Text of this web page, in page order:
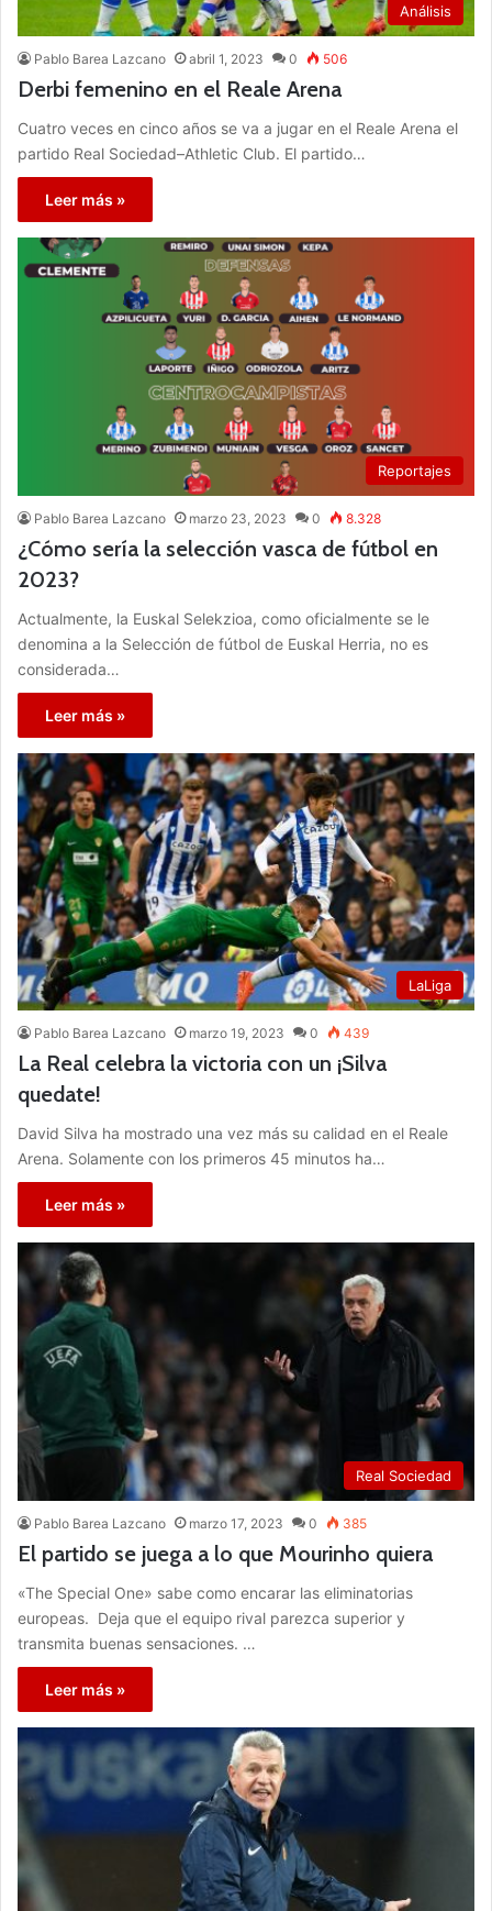
Análisis
Pablo Barea Lazcano abril 1, 2023 0 506
Derbi femenino en el Reale Arena
Cuatro veces en cinco años se va a jugar en el Reale Arena el
partido Real Sociedad–Athletic Club. El partido…
Leer más »
Reportajes
Pablo Barea Lazcano marzo 23, 2023 0 8.328
¿Cómo sería la selección vasca de fútbol en
2023?
Actualmente, la Euskal Selekzioa, como oficialmente se le
denomina a la Selección de fútbol de Euskal Herria, no es
considerada…
Leer más »
LaLiga
Pablo Barea Lazcano marzo 19, 2023 0 439
La Real celebra la victoria con un ¡Silva
quedate!
David Silva ha mostrado una vez más su calidad en el Reale
Arena. Solamente con los primeros 45 minutos ha…
Leer más »
Real Sociedad
Pablo Barea Lazcano marzo 17, 2023 0 385
El partido se juega a lo que Mourinho quiera
«The Special One» sabe como encarar las eliminatorias
europeas. Deja que el equipo rival parezca superior y
transmita buenas sensaciones. …
Leer más »